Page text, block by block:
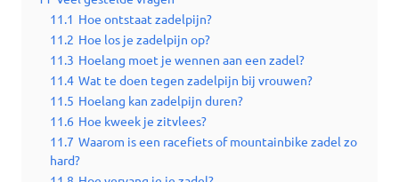
11.1 Hoe ontstaat zadelpijn?
11.2 Hoe los je zadelpijn op?
11.3 Hoelang moet je wennen aan een zadel?
11.4 Wat te doen tegen zadelpijn bij vrouwen?
11.5 Hoelang kan zadelpijn duren?
11.6 Hoe kweek je zitvlees?
11.7 Waarom is een racefiets of mountainbike zadel zo
hard?